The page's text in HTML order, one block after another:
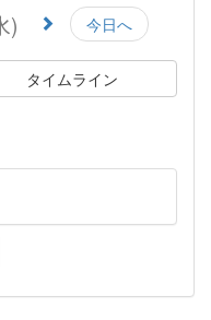
) 今日へ
タイムライン